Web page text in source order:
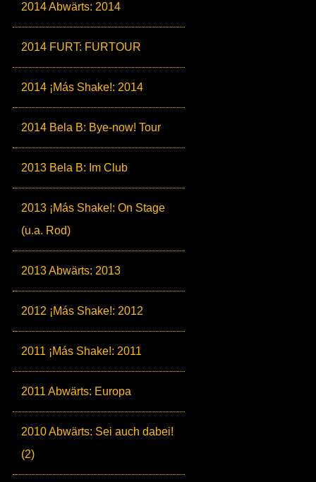
2014 Abwärts: 2014
2014 FURT: FURTOUR
2014 ¡Más Shake!: 2014
2014 Bela B: Bye-now! Tour
2013 Bela B: Im Club
2013 ¡Más Shake!: On Stage
(u.a. Rod)
2013 Abwärts: 2013
2012 ¡Más Shake!: 2012
2011 ¡Más Shake!: 2011
2011 Abwärts: Europa
2010 Abwärts: Sei auch dabei!
(2)